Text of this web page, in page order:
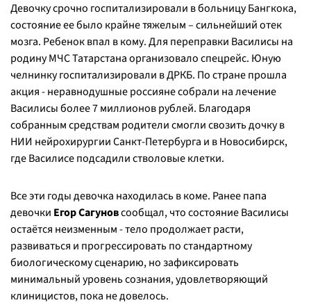
Девочку срочно госпитализировали в больницу Бангкока,
состояние ее было крайне тяжелым – сильнейший отек
мозга. Ребенок впал в кому. Для переправки Василисы на
родину МЧС Татарстана организовало спецрейс. Юную
челнинку госпитализировали в ДРКБ. По стране прошла
акция - неравнодушные россияне собрали на лечение
Василисы более 7 миллионов рублей. Благодаря
собранным средствам родители смогли свозить дочку в
НИИ нейрохирургии Санкт-Петербурга и в Новосибирск,
где Василисе подсадили стволовые клетки.
Все эти годы девочка находилась в коме. Ранее папа
девочки Егор Сагуновсообщал, что состояние Василисы
остаётся неизменным - тело продолжает расти,
развиваться и прогрессировать по стандартному
биологическому сценарию, но зафиксировать
минимальный уровень сознания, удовлетворяющий
клиницистов, пока не довелось.